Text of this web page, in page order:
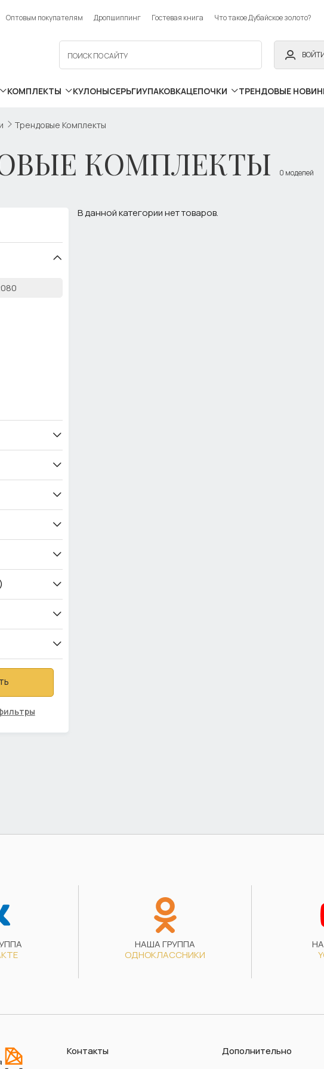
Оптовым покупателям Дропшиппинг Гостевая книга Что такое Дубайское золото?
КОМПЛЕКТЫ КУЛОНЫСЕРЬГИУПАКОВКАЦЕПОЧКИ ТРЕНДОВЫЕ
Трендовые Комплекты
КОМПЛЕКТЫ 0 моделей
В данной категории нет товаров.
НАША ГРУППА
ОДНОКЛАССНИКИ
Контакты Дополнительно